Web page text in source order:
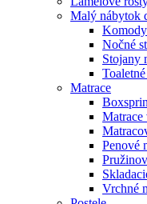
Malý nábytok
Nočné
Stojany
Matrace
Matrace
Penové
Vrchné